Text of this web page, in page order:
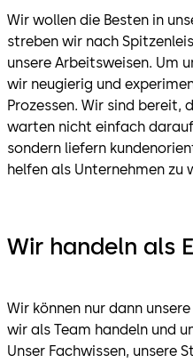
Wir wollen die Besten in
streben wir nach
unsere Arbeitsweisen. Um
wir neugierig und
Prozessen. Wir sind bereit,
warten nicht einfach
sondern liefern
helfen als Unternehmen zu
Wir handeln als
Wir können nur dann
wir als Team handeln und
Unser Fachwissen, unsere